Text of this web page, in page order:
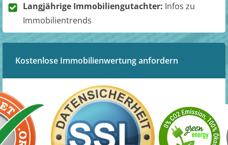
Langjährige Immobiliengutachter: Infos zu
Immobilientrends
Kostenlose Immobilienwertung anfordern